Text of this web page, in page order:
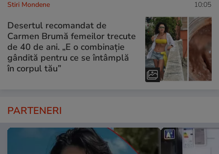
Stiri Mondene 10:05
Desertul recomandat de
Carmen Brumă femeilor trecute
de 40 de ani. „E o combinație
gândită pentru ce se întâmplă
în corpul tău”
PARTENERI